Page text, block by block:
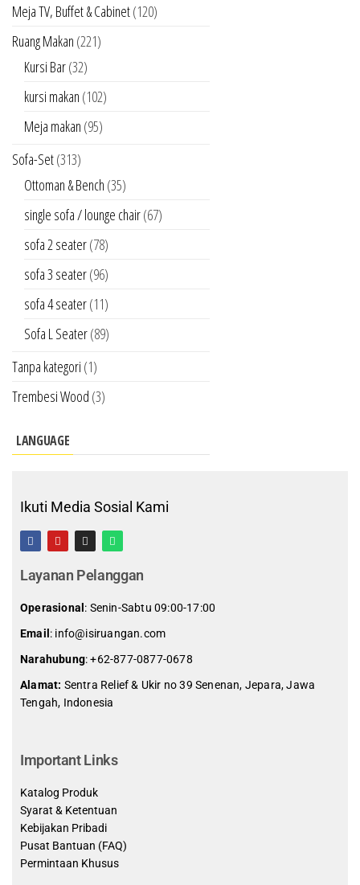
Meja TV, Buffet & Cabinet(120)
Ruang Makan (221)
Kursi Bar(32)
kursi makan (102)
Meja makan (95)
Sofa-Set(313)
Ottoman & Bench (35)
single sofa / lounge chair(67)
sofa 2 seater(78)
sofa 3 seater(96)
sofa 4 seater(11)
Sofa L Seater(89)
Tanpa kategori (1)
Trembesi Wood (3)
LANGUAGE
Ikuti Media Sosial Kami
Layanan Pelanggan
Operasional : Senin-Sabtu 09:00-17:00
Email : info@isiruangan.com
Narahubung:+62-877-0877-0678
Alamat: Sentra Relief & Ukir no 39 Senenan, Jepara, Jawa
Tengah, Indonesia
Important Links
Katalog Produk
Syarat & Ketentuan
Kebijakan Pribadi
Pusat Bantuan (FAQ)
Permintaan Khusus